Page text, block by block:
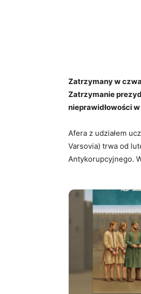
Zatrzymany w
Zatrzymanie
nieprawidłowości
Afera z udziałem
Varsovia) trwa od
Antykorupcyjnego.